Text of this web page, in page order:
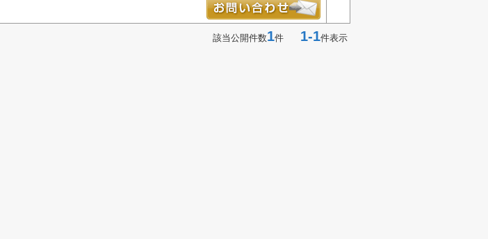
該当公開件数1件 1-1件表示